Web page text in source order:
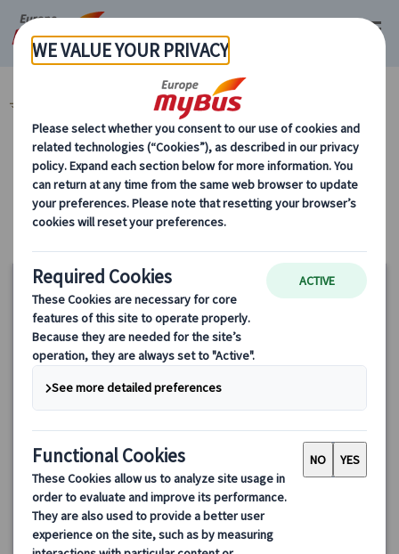
マイバス・ヨーロッパ フランス (67) お食事券『ミールクーポン』 (7)
カテゴリーから探す
お食事券『ミールクーポン』
【優先入場】午後ベルサイユ宮殿ツアー｜日本語ガイド＆選べ
る老舗フレンチディナー付き